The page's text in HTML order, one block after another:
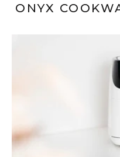
ONYX